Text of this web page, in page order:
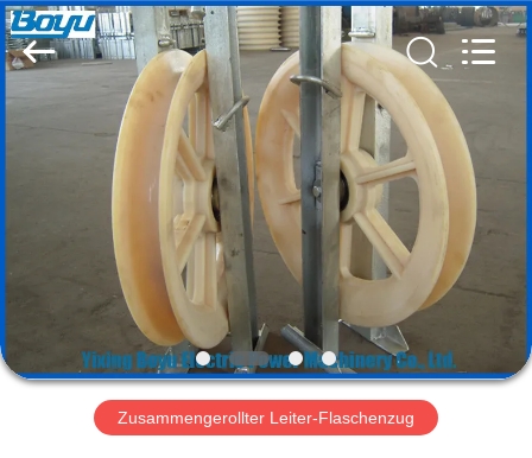
HAUS
PRODUKTE
ÜBER
FABRIK-
AUSFLUG
Boyu
Electric
Power
Machinery
Co.,LTD.
Rights
Zusammengerollter Leiter-Flaschenzug